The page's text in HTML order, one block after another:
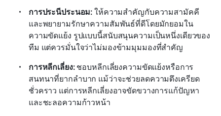
การประนีประนอม: ให้ความสำคัญกับความสามัคคี
และพยายามรักษาความสัมพันธ์ที่ดีโดยมักยอมใน
ความขัดแย้ง รูปแบบนี้สนับสนุนความเป็นหนึ่งเดียวของ
ทีม แต่ควรมั่นใจว่าไม่มองข้ามมุมมองที่สำคัญ
การหลีกเลี่ยง: ชอบหลีกเลี่ยงความขัดแย้งหรือการ
สนทนาที่ยากลำบาก แม้ว่าจะช่วยลดความตึงเครียด
ชั่วคราว แต่การหลีกเลี่ยงอาจขัดขวางการแก้ปัญหา
และชะลอความก้าวหน้า